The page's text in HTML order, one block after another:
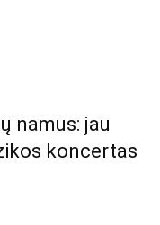
namus: jau
koncertas